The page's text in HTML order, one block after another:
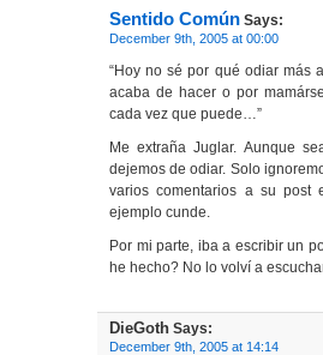
Sentido Común Says:
December 9th, 2005 at 00:00
“Hoy no sé por qué odiar más
acaba de hacer o por
cada vez que puede…”
Me extraña Juglar. Aunque
dejemos de odiar. Solo
varios comentarios a su post
ejemplo cunde.
Por mi parte, iba a escribir un
he hecho? No lo volví a
DieGoth Says:
December 9th, 2005 at 14:14